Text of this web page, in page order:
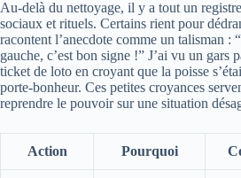
Au‑delà du nettoyage, il y a tout un
sociaux et rituels. Certains rient pour
racontent l’anecdote comme un talisman :
gauche, c’est bon signe !” J’ai vu un gars
ticket de loto en croyant que la poisse
porte‑bonheur. Ces petites croyances
reprendre le pouvoir sur une situation
Action Pourquoi